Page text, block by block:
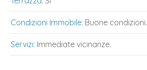
Condizioni Immobile: Buone condizioni.
Servizi: Immediate vicinanze.